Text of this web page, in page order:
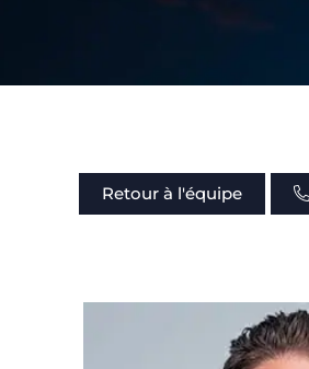
Retour à l'équipe